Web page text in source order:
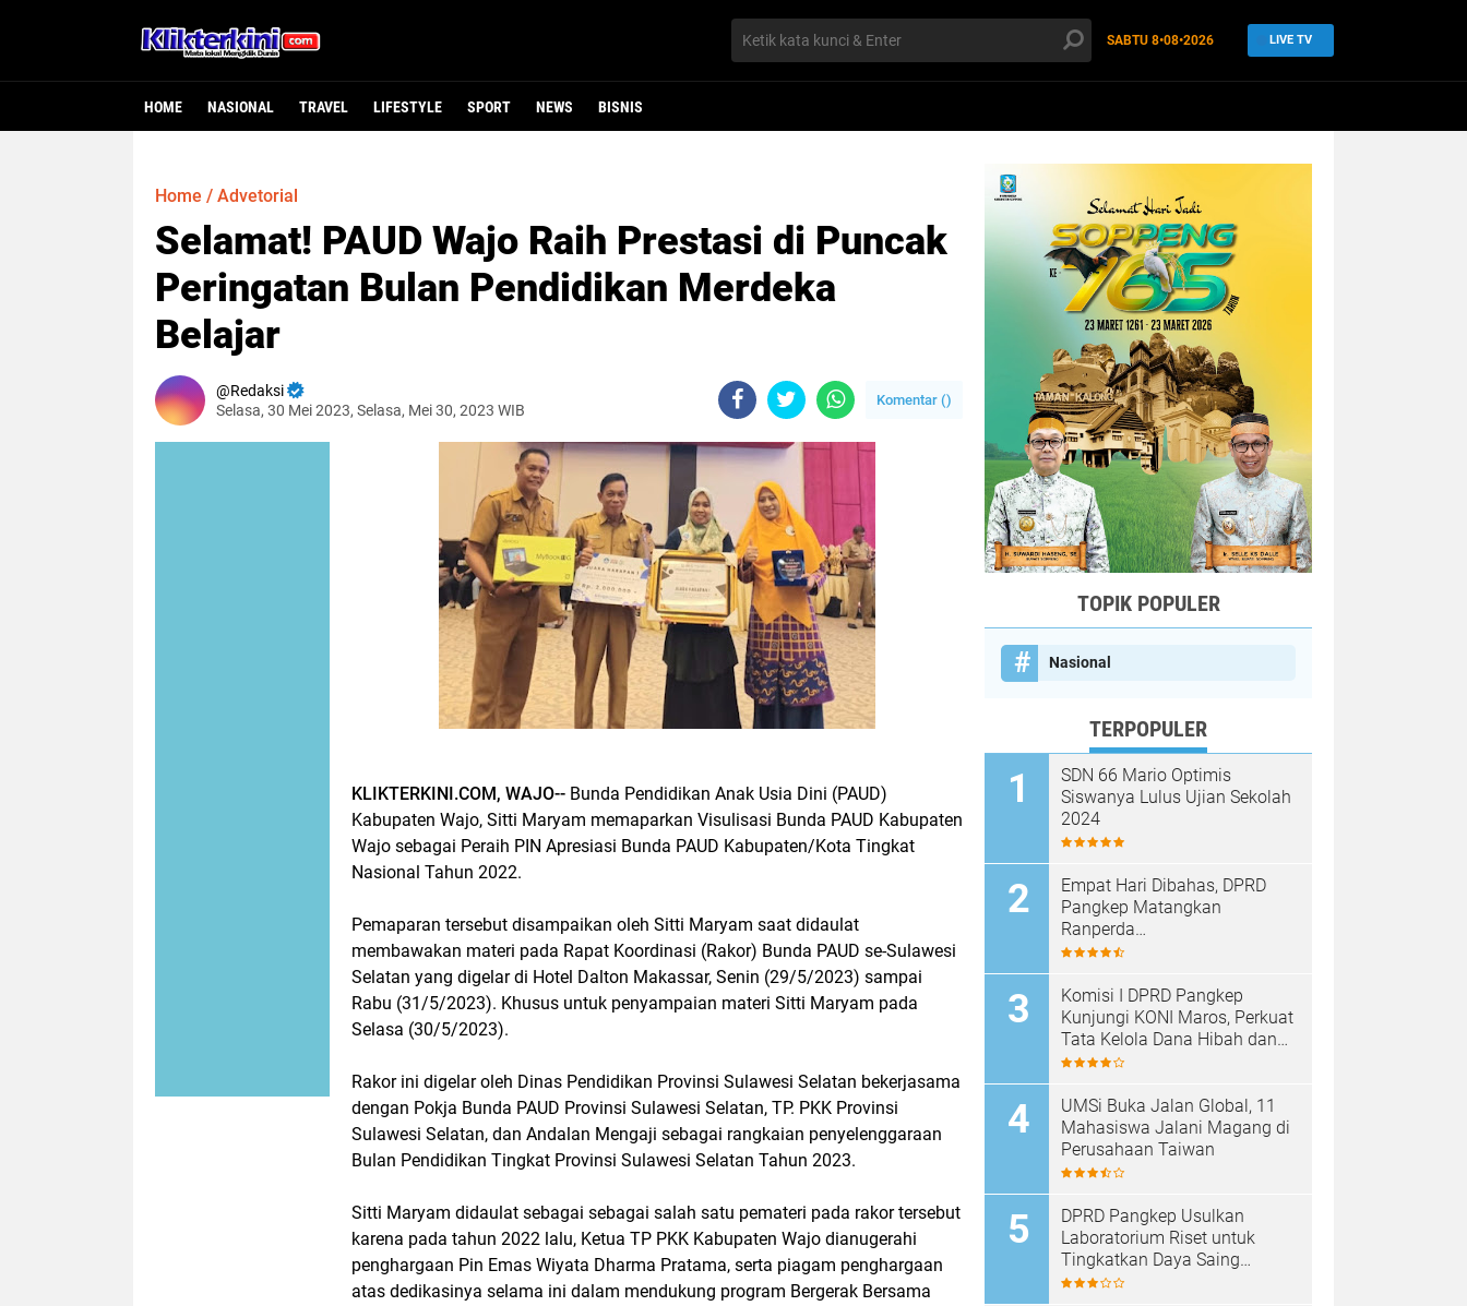
SABTU 8•08•2026 LIVE TV
HOME NASIONAL TRAVEL LIFESTYLE SPORT NEWS BISNIS
Home / Advetorial
Selamat! PAUD Wajo Raih Prestasi di Puncak
Peringatan Bulan Pendidikan Merdeka
Belajar
Redaksi
Selasa, 30 Mei 2023, Selasa, Mei 30, 2023 WIB
Komentar ()
KLIKTERKINI.COM, WAJO-- Bunda Pendidikan Anak Usia Dini (PAUD)
Kabupaten Wajo, Sitti Maryam memaparkan Visulisasi Bunda PAUD Kabupaten
Wajo sebagai Peraih PIN Apresiasi Bunda PAUD Kabupaten/Kota Tingkat
Nasional Tahun 2022.
Pemaparan tersebut disampaikan oleh Sitti Maryam saat didaulat
membawakan materi pada Rapat Koordinasi (Rakor) Bunda PAUD se-Sulawesi
Selatan yang digelar di Hotel Dalton Makassar, Senin (29/5/2023) sampai
Rabu (31/5/2023). Khusus untuk penyampaian materi Sitti Maryam pada
Selasa (30/5/2023).
Rakor ini digelar oleh Dinas Pendidikan Provinsi Sulawesi Selatan bekerjasama
dengan Pokja Bunda PAUD Provinsi Sulawesi Selatan, TP. PKK Provinsi
Sulawesi Selatan, dan Andalan Mengaji sebagai rangkaian penyelenggaraan
Bulan Pendidikan Tingkat Provinsi Sulawesi Selatan Tahun 2023.
Sitti Maryam didaulat sebagai sebagai salah satu pemateri pada rakor tersebut
karena pada tahun 2022 lalu, Ketua TP PKK Kabupaten Wajo dianugerahi
penghargaan Pin Emas Wiyata Dharma Pratama, serta piagam penghargaan
atas dedikasinya selama ini dalam mendukung program Bergerak Bersama
TOPIK POPULER
Nasional
TERPOPULER
SDN 66 Mario Optimis
Siswanya Lulus Ujian Sekolah
2024
Empat Hari Dibahas, DPRD
Pangkep Matangkan
Ranperda
Pertanggungjawaban APBD
Komisi I DPRD Pangkep
Kunjungi KONI Maros, Perkuat
Tata Kelola Dana Hibah dan
Pembinaan Olahraga
UMSi Buka Jalan Global, 11
Mahasiswa Jalani Magang di
Perusahaan Taiwan
DPRD Pangkep Usulkan
Laboratorium Riset untuk
Tingkatkan Daya Saing
Produk Unggulan